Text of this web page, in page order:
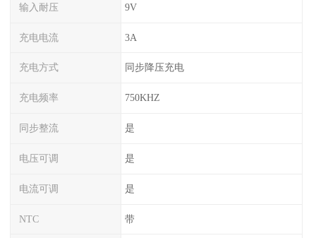
输入耐压 9V
充电电流 3A
充电方式 同步降压充电
充电频率 750KHZ
同步整流 是
电压可调 是
电流可调 是
NTC 带